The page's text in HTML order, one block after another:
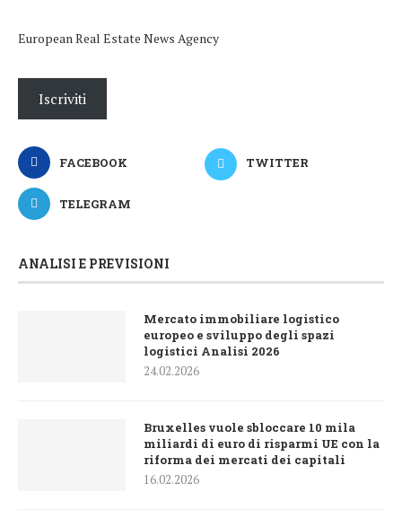
European Real Estate News Agency
Iscriviti
FACEBOOK TWITTER
TELEGRAM
ANALISI E PREVISIONI
Mercato immobiliare logistico
europeo e sviluppo degli spazi
logistici Analisi 2026
24.02.2026
Bruxelles vuole sbloccare 10 mila
miliardi di euro di risparmi UE con la
riforma dei mercati dei capitali
16.02.2026